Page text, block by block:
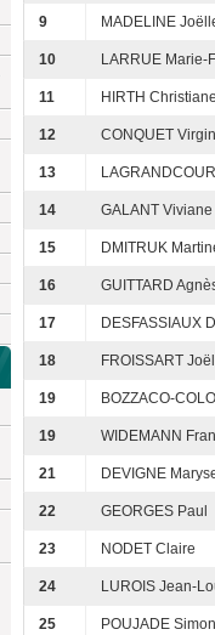
9 MADELINE
10 LARRUE Marie-
11 HIRTH
12 CONQUET
13
14 GALANT Viviane
15 DMITRUK
16 GUITTARD
17 DESFASSIAUX
18 FROISSART Joël
19 BOZZACO-
19 WIDEMANN
21 DEVIGNE
22 GEORGES Paul
23 NODET Claire
24 LUROIS Jean-
25 POUJADE